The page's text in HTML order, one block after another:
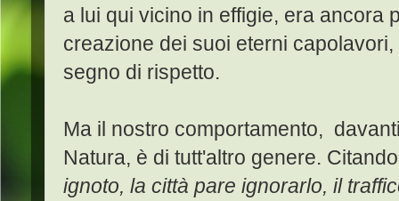
a lui qui vicino in effigie, era ancora
creazione dei suoi eterni
segno di rispetto.
Ma il nostro comportamento,
Natura, è di tutt'altro genere.
ignoto, la città pare ignorarlo, il